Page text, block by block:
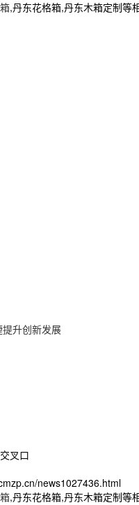
,丹东花格箱,丹东木箱定制等
升创新发展
叉口
news1027436.html
,丹东花格箱,丹东木箱定制等